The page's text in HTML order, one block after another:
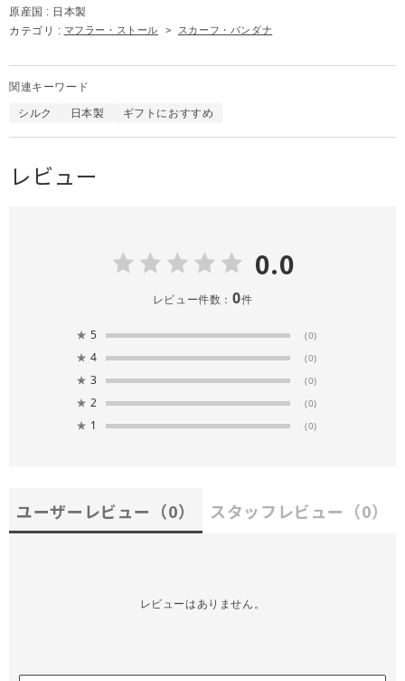
原産国 : 日本製
カテゴリ : マフラー・ストール > スカーフ・バンダナ
関連キーワード
シルク 日本製 ギフトにおすすめ
レビュー
0.0
レビュー件数： 0件
★ 5 (0)
★ 4 (0)
★ 3 (0)
★ 2 (0)
★ 1 (0)
ユーザーレビュー （0） スタッフレビュー （0）
レビューはありません。